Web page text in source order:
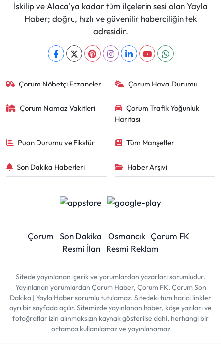
İskilip ve Alaca'ya kadar tüm ilçelerin sesi olan Yayla
Haber; doğru, hızlı ve güvenilir haberciliğin tek
adresidir.
Çorum Nöbetçi Eczaneler Çorum Hava Durumu
Çorum Namaz Vakitleri
Çorum Trafik Yoğunluk
Haritası
Puan Durumu ve Fikstür Tüm Manşetler
Son Dakika Haberleri Haber Arşivi
Çorum Son Dakika Osmancık Çorum FK
Resmi İlan
Resmi Reklam
Sitede yayınlanan içerik ve yorumlardan yazarları sorumludur.
Yayınlanan yorumlardan Çorum Haber, Çorum FK, Çorum Son
Dakika | Yayla Haber sorumlu tutulamaz. Sitedeki tüm harici linkler
ayrı bir sayfada açılır. Sitemizde yayınlanan haber, köşe yazıları ve
fotoğraflar izin alınmaksızın kaynak gösterilse dahi, herhangi bir
ortamda kullanılamaz ve yayınlanamaz